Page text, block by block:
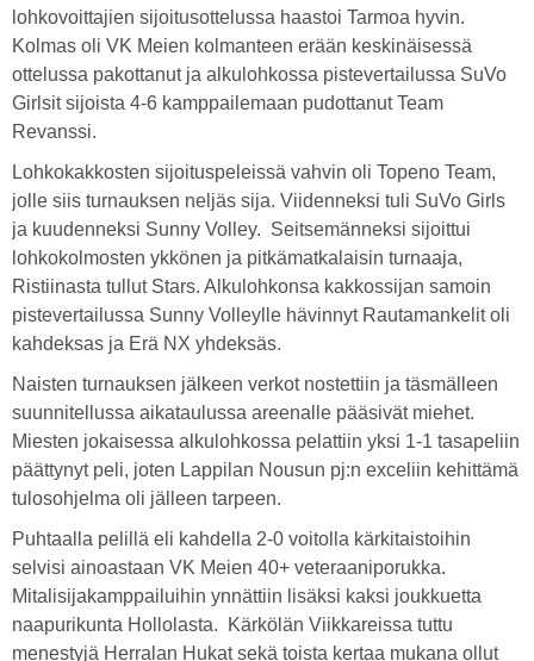
lohkovoittajien sijoitusottelussa haastoi Tarmoa hyvin.
Kolmas oli VK Meien kolmanteen erään keskinäisessä
ottelussa pakottanut ja alkulohkossa pistevertailussa SuVo
Girlsit sijoista 4-6 kamppailemaan pudottanut Team
Revanssi.
Lohkokakkosten sijoituspeleissä vahvin oli Topeno Team,
jolle siis turnauksen neljäs sija. Viidenneksi tuli SuVo Girls
ja kuudenneksi Sunny Volley. Seitsemänneksi sijoittui
lohkokolmosten ykkönen ja pitkämatkalaisin turnaaja,
Ristiinasta tullut Stars. Alkulohkonsa kakkossijan samoin
pistevertailussa Sunny Volleylle hävinnyt Rautamankelit oli
kahdeksas ja Erä NX yhdeksäs.
Naisten turnauksen jälkeen verkot nostettiin ja täsmälleen
suunnitellussa aikataulussa areenalle pääsivät miehet.
Miesten jokaisessa alkulohkossa pelattiin yksi 1-1 tasapeliin
päättynyt peli, joten Lappilan Nousun pj:n exceliin kehittämä
tulosohjelma oli jälleen tarpeen.
Puhtaalla pelillä eli kahdella 2-0 voitolla kärkitaistoihin
selvisi ainoastaan VK Meien 40+ veteraaniporukka.
Mitalisijakamppailuihin ynnättiin lisäksi kaksi joukkuetta
naapurikunta Hollolasta. Kärkölän Viikkareissa tuttu
menestyjä Herralan Hukat sekä toista kertaa mukana ollut